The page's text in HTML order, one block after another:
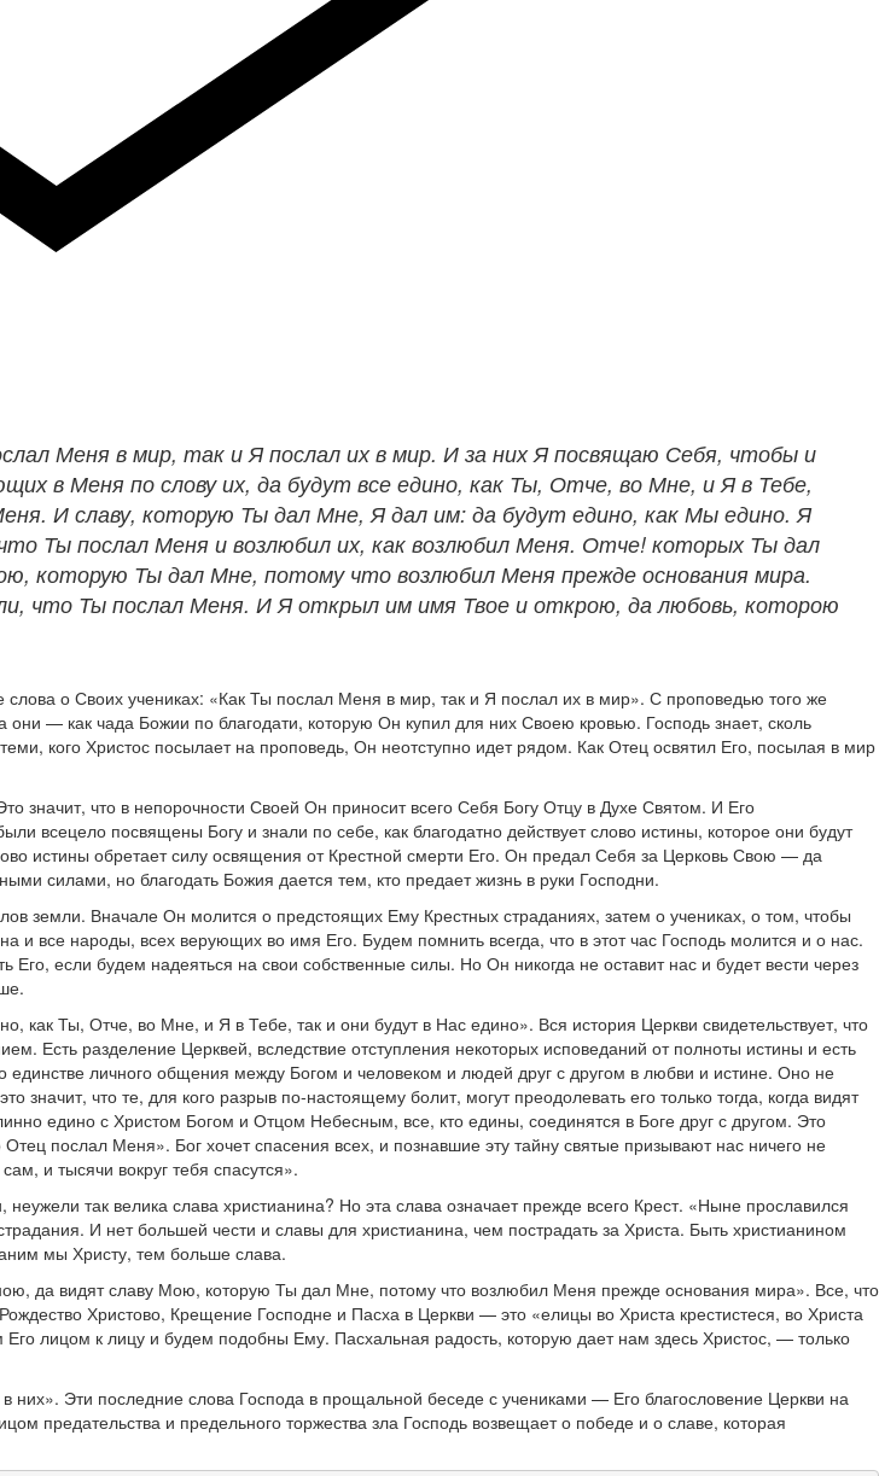
Меня в мир, так и Я послал их в мир. И за них Я посвящаю Себя, чтобы и
в Меня по слову их, да будут все едино, как Ты, Отче, во Мне, и Я в Тебе,
И славу, которую Ты дал Мне, Я дал им: да будут едино, как Мы едино. Я
Ты послал Меня и возлюбил их, как возлюбил Меня. Отче! которых Ты дал
которую Ты дал Мне, потому что возлюбил Меня прежде основания мира.
что Ты послал Меня. И Я открыл им имя Твое и открою, да любовь, которою
о Своих учениках: «Как Ты послал Меня в мир, так и Я послал их в мир». С проповедью того же
— как чада Божии по благодати, которую Он купил для них Своею кровью. Господь знает, сколь
кого Христос посылает на проповедь, Он неотступно идет рядом. Как Отец освятил Его, посылая в мир
что в непорочности Своей Он приносит всего Себя Богу Отцу в Духе Святом. И Его
всецело посвящены Богу и знали по себе, как благодатно действует слово истины, которое они будут
истины обретает силу освящения от Крестной смерти Его. Он предал Себя за Церковь Свою — да
силами, но благодать Божия дается тем, кто предает жизнь в руки Господни.
земли. Вначале Он молится о предстоящих Ему Крестных страданиях, затем о учениках, о том, чтобы
все народы, всех верующих во имя Его. Будем помнить всегда, что в этот час Господь молится и о нас.
если будем надеяться на свои собственные силы. Но Он никогда не оставит нас и будет вести через
как Ты, Отче, во Мне, и Я в Тебе, так и они будут в Нас едино». Вся история Церкви свидетельствует, что
Есть разделение Церквей, вследствие отступления некоторых исповеданий от полноты истины и есть
личного общения между Богом и человеком и людей друг с другом в любви и истине. Оно не
что те, для кого разрыв по-настоящему болит, могут преодолевать его только тогда, когда видят
едино с Христом Богом и Отцом Небесным, все, кто едины, соединятся в Боге друг с другом. Это
послал Меня». Бог хочет спасения всех, и познавшие эту тайну святые призывают нас ничего не
и тысячи вокруг тебя спасутся».
так велика слава христианина? Но эта слава означает прежде всего Крест. «Ныне прославился
И нет большей чести и славы для христианина, чем пострадать за Христа. Быть христианином
мы Христу, тем больше слава.
да видят славу Мою, которую Ты дал Мне, потому что возлюбил Меня прежде основания мира». Все, что
Христово, Крещение Господне и Пасха в Церкви — это «елицы во Христа крестистеся, во Христа
лицом к лицу и будем подобны Ему. Пасхальная радость, которую дает нам здесь Христос, — только
Эти последние слова Господа в прощальной беседе с учениками — Его благословение Церкви на
предательства и предельного торжества зла Господь возвещает о победе и о славе, которая